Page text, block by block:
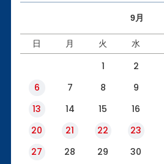
9月
日 月 火 水
1 2
6
7 8 9
13
14 15 16
20
21 22 23
27
28 29 30